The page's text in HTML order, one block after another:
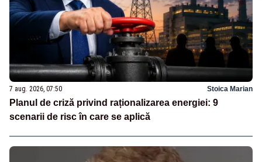
7 aug. 2026, 07:50 Stoica Marian
Planul de criză privind raționalizarea energiei: 9
scenarii de risc în care se aplică